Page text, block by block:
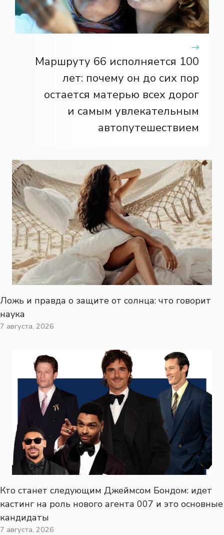
Маршруту 66 исполняется 100
лет: почему он до сих пор
остается матерью всех дорог
и самым увлекательным
автопутешествием
Ложь и правда о защите от солнца: что говорит
наука
7 августа, 2026
Кто станет следующим Джеймсом Бондом: идет
кастинг на роль нового агента 007 и это основные
кандидаты
7 августа, 2026